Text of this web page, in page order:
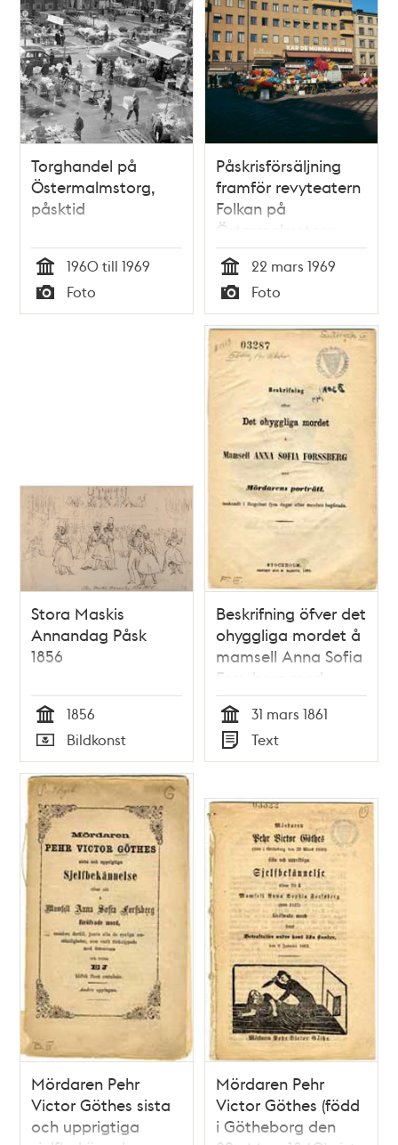
Torghandel på
Östermalmstorg,
påsktid
Tid
1960 till 1969
Typ
Foto
Påskrisförsäljning
framför revyteatern
Folkan på
Östermalmstorg
Tid
22 mars 1969
Typ
Foto
Stora Maskis
Annandag Påsk
1856
Tid
1856
Typ
Bildkonst
Beskrifning öfver det
ohyggliga mordet å
mamsell Anna Sofia
Forssberg med
mördarens porträtt,
tecknadt i fängelset
fyra dagar efter
mordets begående.
Tid
31 mars 1861
Typ
Text
Mördaren Pehr
Victor Göthes sista
och upprigtiga
Mördaren Pehr
Victor Göthes (född
i Götheborg den